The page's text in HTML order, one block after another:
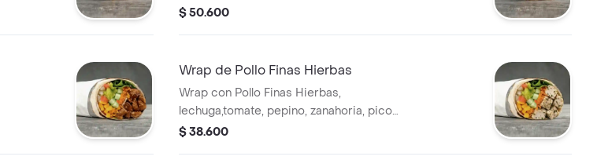
horneado, papa fosforito, queso
que elijas.
$ 50.600
Wrap de Pollo Finas Hierbas
Wrap con Pollo Finas Hierbas,
lechuga,tomate, pepino, zanahoria, pico
de gallo, maíz y guacamole en tortilla de
$ 38.600